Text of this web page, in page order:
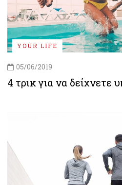
YOUR LIFE
05/06/2019
4 τρικ για να δείχνετε